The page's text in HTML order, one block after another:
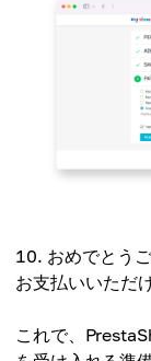
おめでとう
お支払いいただ
これで、